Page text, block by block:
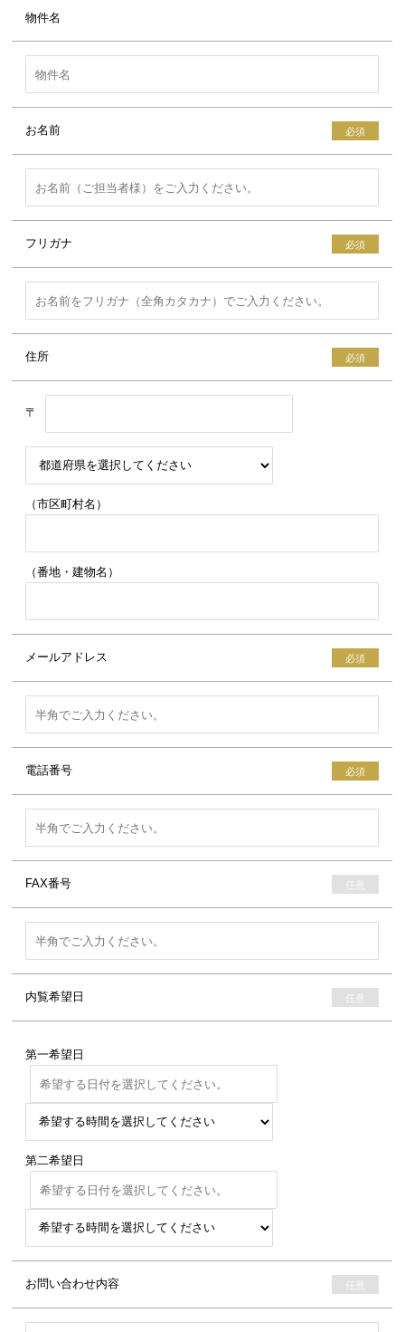
物件名
お名前
フリガナ
住所
〒
（市区町村名）
（番地・建物名）
メールアドレス
電話番号
FAX番号
内覧希望日
第一希望日
第二希望日
お問い合わせ内容